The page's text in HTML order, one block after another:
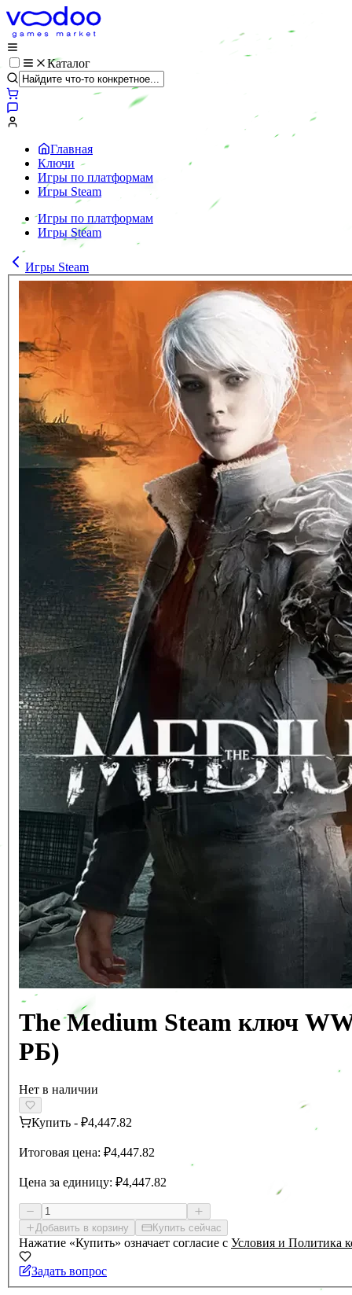
Каталог
Главная
Ключи
Игры по платформам
Игры Steam
Игры по платформам
Игры Steam
Игры Steam
The Medium Steam ключ
РБ)
Нет в наличии
Купить - ₽4,447.82
Итоговая цена: ₽4,447.82
Цена за единицу: ₽4,447.82
Добавить в корзину Купить сейчас
Нажатие «Купить» означает согласие с Условия и Политика
Задать вопрос